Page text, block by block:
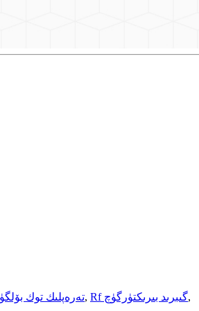
3 تەرەپلىك توك, Rf گىبرىد بىرىكتۈرگۈچ,